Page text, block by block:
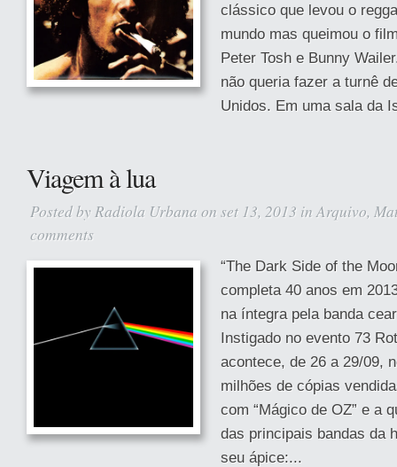
clássico que levou o
mundo mas queimou o
Peter Tosh e Bunny
não queria fazer a turnê
Unidos. Em uma sala da
Viagem à lua
Posted by Radiola Urbana on set 13, 2013 inArquivo,
comments
“The Dark Side of the
completa 40 anos em
na íntegra pela banda
Instigado no evento 73
acontece, de 26 a 29/09,
milhões de cópias
com “Mágico de OZ” e a
das principais bandas da
seu ápice:...